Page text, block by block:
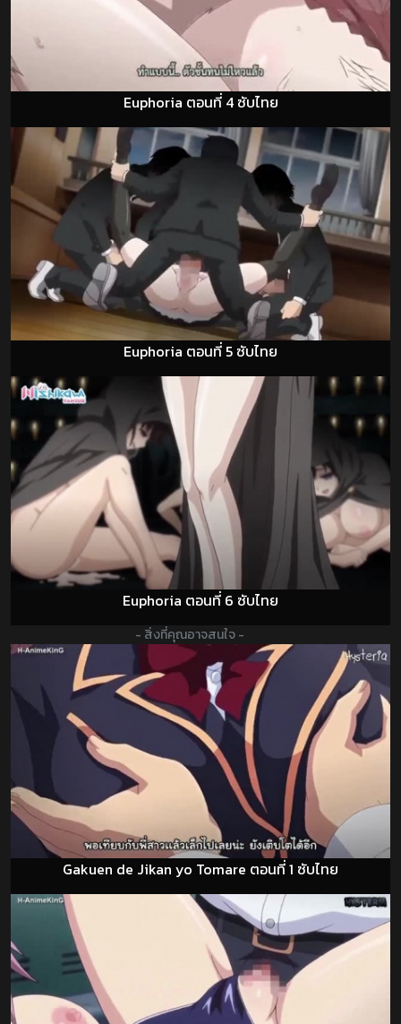
Euphoria ตอนที่ 4 ซับไทย
Euphoria ตอนที่ 5 ซับไทย
Euphoria ตอนที่ 6 ซับไทย
- สิ่งที่คุณอาจสนใจ -
Gakuen de Jikan yo Tomare ตอนที่ 1 ซับไทย